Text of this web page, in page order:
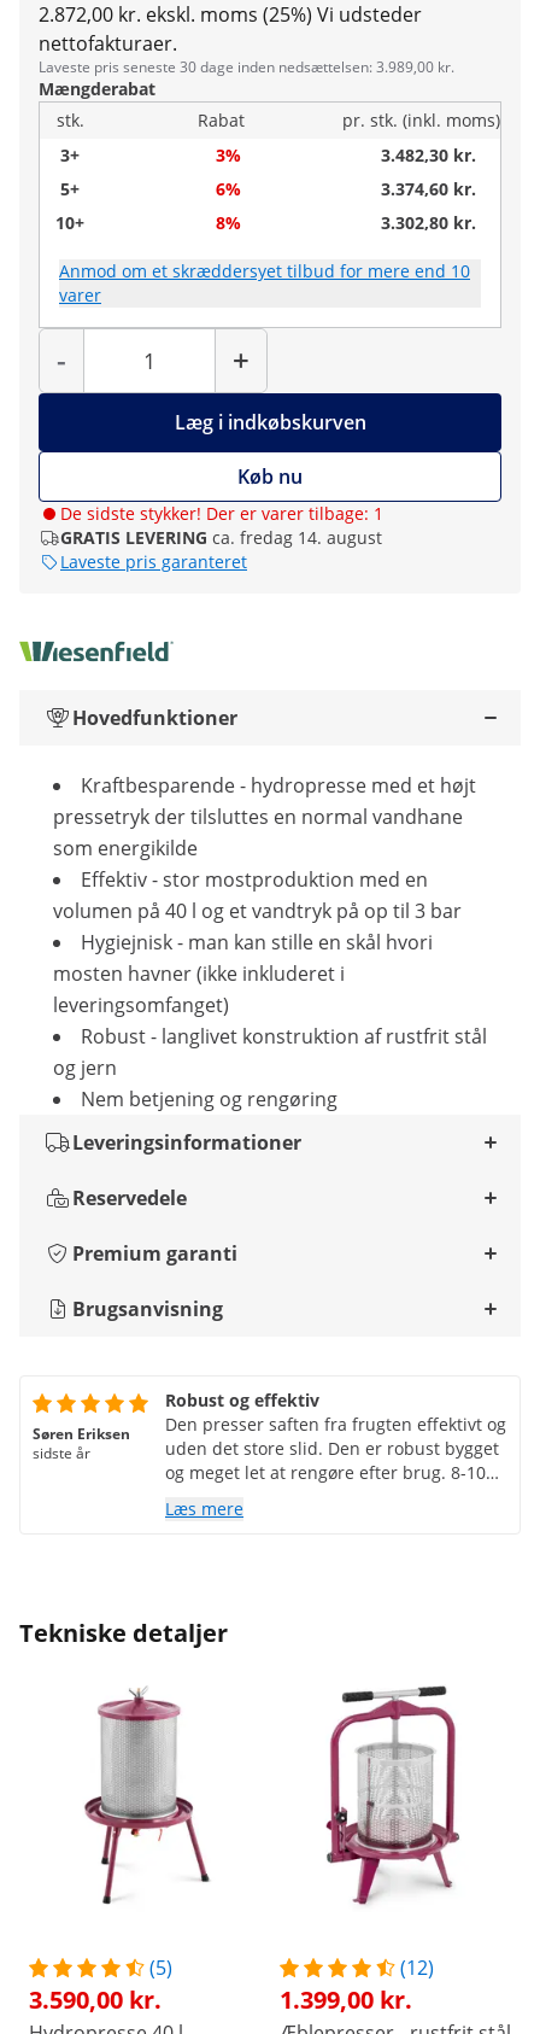
2.872,00 kr. ekskl. moms (25%) Vi udsteder
nettofakturaer.
Laveste pris seneste 30 dage inden nedsættelsen: 3.989,00 kr.
Mængderabat
stk.
Rabat
pr. stk. (inkl. moms)
3+
3%
3.482,30 kr.
5+
6%
3.374,60 kr.
10+
8% 3.302,80 kr.
Anmod om et skræddersyet tilbud for mere end 10
varer
-
Antal
+
Læg i indkøbskurven
Køb nu
De sidste stykker! Der er varer tilbage: 1
GRATIS LEVERING ca. fredag 14. august
Laveste pris garanteret
Hovedfunktioner
Kraftbesparende - hydropresse med et højt
pressetryk der tilsluttes en normal vandhane
som energikilde
Effektiv - stor mostproduktion med en
volumen på 40 l og et vandtryk på op til 3 bar
Hygiejnisk - man kan stille en skål hvori
mosten havner (ikke inkluderet i
leveringsomfanget)
Robust - langlivet konstruktion af rustfrit stål
og jern
Nem betjening og rengøring
Leveringsinformationer
Reservedele
Premium garanti
Brugsanvisning
Søren Eriksen
sidste år
Robust og effektiv
Den presser saften fra frugten effektivt og
uden det store slid. Den er robust bygget
og meget let at rengøre efter brug. 8-10
afhængig af sorten). Virkelig god og prisen
Læs mere
Tekniske detaljer
(5)
3.590,00 kr.
(12)
1.399,00 kr.